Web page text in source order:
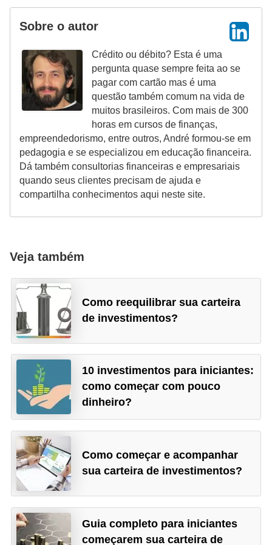
Sobre o autor
Crédito ou débito? Esta é uma
pergunta quase sempre feita ao se
pagar com cartão mas é uma
questão também comum na vida de
muitos brasileiros. Com mais de 300
horas em cursos de finanças,
empreendedorismo, entre outros, André formou-se em
pedagogia e se especializou em educação financeira.
Dá também consultorias financeiras e empresariais
quando seus clientes precisam de ajuda e
compartilha conhecimentos aqui neste site.
Veja também
Como reequilibrar sua carteira
de investimentos?
10 investimentos para iniciantes:
como começar com pouco
dinheiro?
Como começar e acompanhar
sua carteira de investimentos?
Guia completo para iniciantes
começarem sua carteira de
e
g
o
c
ç
ã
o
P
o
p
a
n
ç
a
P
o
g
r
a
m
s
d
e